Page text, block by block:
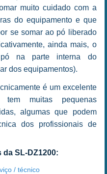
muito cuidado com a
do equipamento e que
se somar ao pó liberado
ainda mais, o
na parte interna do
dos equipamentos).
é um excelente
tem muitas pequenas
algumas que podem
dos profissionais de
da SL-DZ1200:
/ técnico